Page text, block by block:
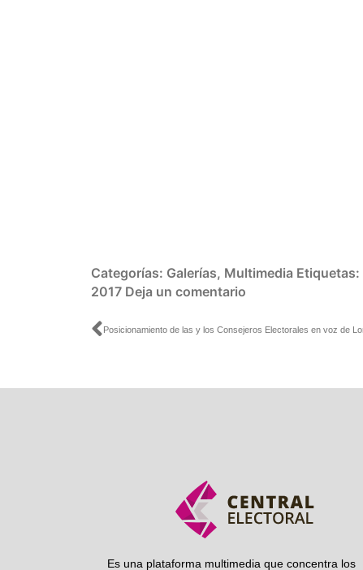
Categorías: Galerías, Multimedia Etiquetas:
2017 Deja un comentario
Ant
Es una plataforma multimedia que concentra los